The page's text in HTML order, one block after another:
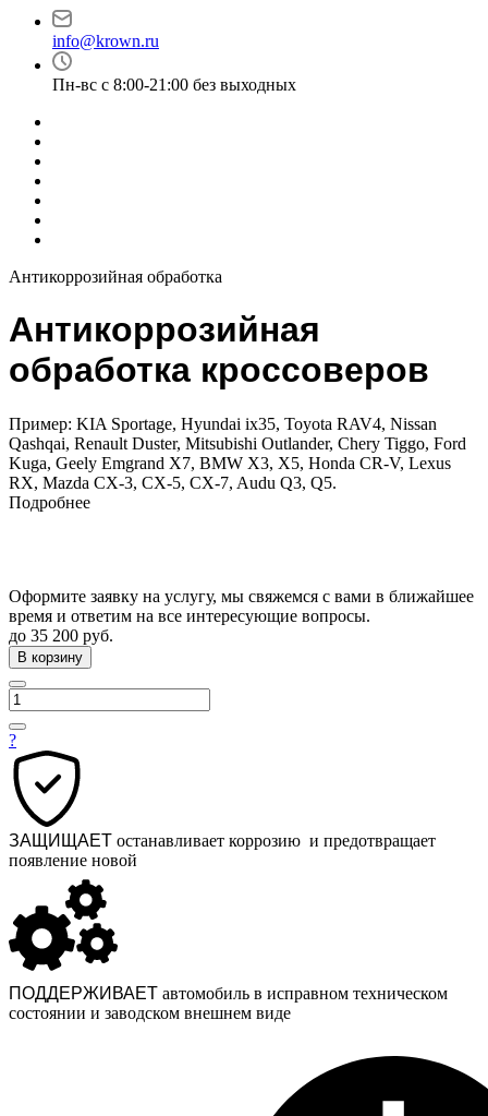
info@krown.ru
Пн-вс с 8:00-21:00 без выходных
Антикоррозийная обработка
Антикоррозийная
обработка кроссоверов
Пример: KIA Sportage, Hyundai ix35, Toyota RAV4, Nissan
Qashqai, Renault Duster, Mitsubishi Outlander, Chery Tiggo, Ford
Kuga, Geely Emgrand X7, BMW X3, X5, Honda CR-V, Lexus
RX, Mazda CX-3, CX-5, CX-7, Audu Q3, Q5.
Подробнее
Оформите заявку на услугу, мы свяжемся с вами в ближайшее
время и ответим на все интересующие вопросы.
до 35 200 руб.
В корзину
?
ЗАЩИЩАЕТ останавливает коррозию и предотвращает
появление новой
ПОДДЕРЖИВАЕТ автомобиль в исправном техническом
состоянии и заводском внешнем виде